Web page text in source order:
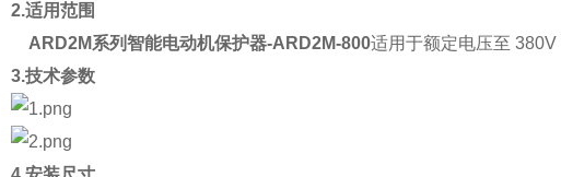
2.适用范围
ARD2M系列智能电动机保护器-ARD2M-800适用于额定电压至
3.技术参数